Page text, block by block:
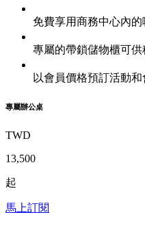
免費享用商務中心內的
專屬的帶鎖儲物櫃可供
以會員價格預訂活動
專屬辦公桌
TWD
13,500
起
馬上訂閱